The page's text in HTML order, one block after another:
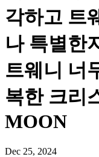
각하고 트
나 특별한
트웨니 너
복한 크리
MOON
Dec 25, 2024